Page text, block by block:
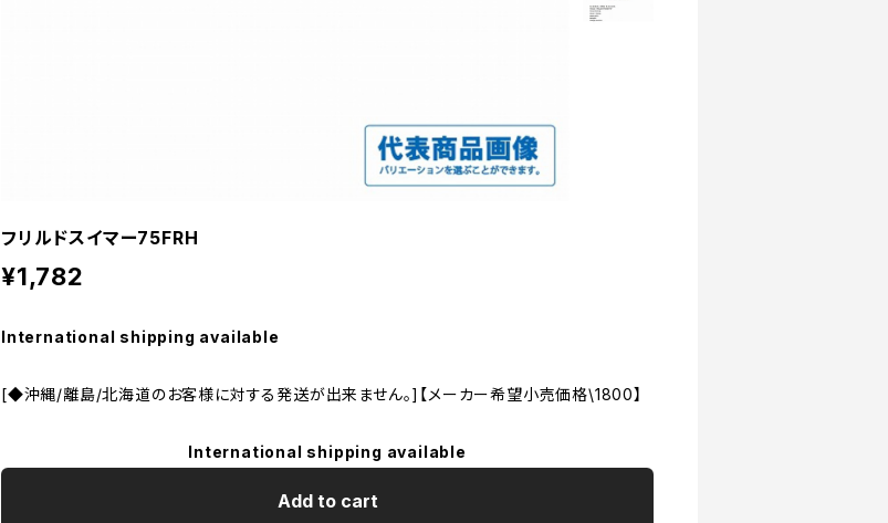
フリルドスイマー75FRH
¥1,782
International shipping available
[◆沖縄/離島/北海道のお客様に対する発送が出来ません。]【メーカー希望小売価格\1800】
International shipping available
Add to cart